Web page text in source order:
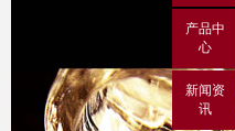
产品中
心
新闻资
讯